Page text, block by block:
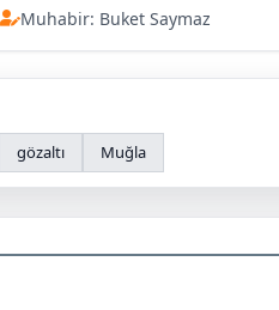
Muhabir: Buket Saymaz
gözaltı Muğla